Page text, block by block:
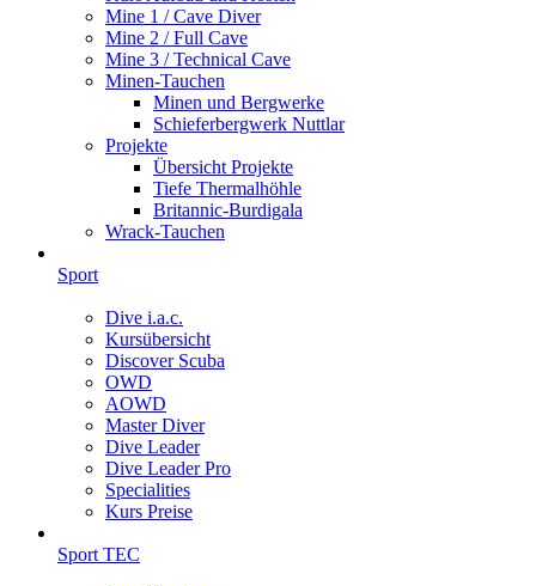
Mine 1 / Cave Diver
Mine 2 / Full Cave
Mine 3 / Technical Cave
Minen-Tauchen
Minen und Bergwerke
Schieferbergwerk Nuttlar
Projekte
Übersicht Projekte
Tiefe Thermalhöhle
Britannic-Burdigala
Wrack-Tauchen
Sport
Dive i.a.c.
Kursübersicht
Discover Scuba
OWD
AOWD
Master Diver
Dive Leader
Dive Leader Pro
Specialities
Kurs Preise
Sport TEC